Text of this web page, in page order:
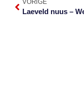
VORIGE